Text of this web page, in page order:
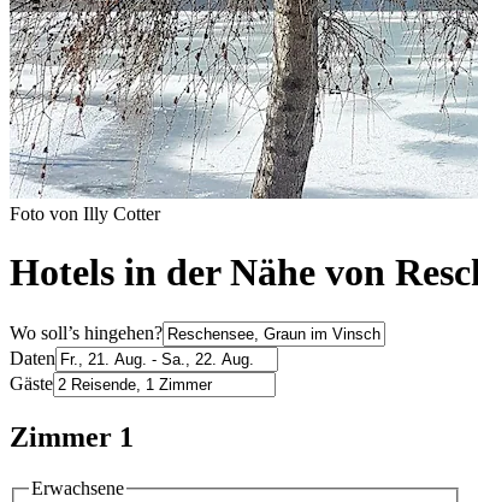
Foto von Illy Cotter
Hotels in der Nähe von
Wo soll’s hingehen?
Daten
Gäste
Zimmer 1
Erwachsene